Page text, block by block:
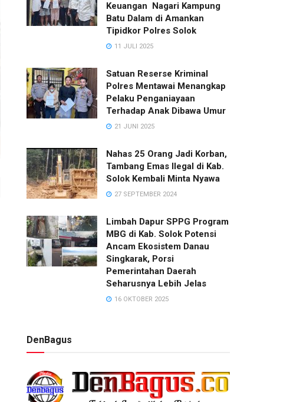
Keuangan Nagari Kampung
Batu Dalam di Amankan
Tipidkor Polres Solok
11 JULI 2025
Satuan Reserse Kriminal
Polres Mentawai Menangkap
Pelaku Penganiayaan
Terhadap Anak Dibawa Umur
21 JUNI 2025
Nahas 25 Orang Jadi Korban,
Tambang Emas Ilegal di Kab.
Solok Kembali Minta Nyawa
27 SEPTEMBER 2024
Limbah Dapur SPPG Program
MBG di Kab. Solok Potensi
Ancam Ekosistem Danau
Singkarak, Porsi
Pemerintahan Daerah
Seharusnya Lebih Jelas
16 OKTOBER 2025
DenBagus